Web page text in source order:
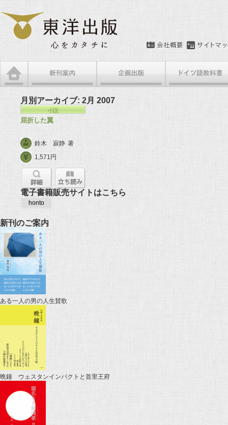
月別アーカイブ: 2月 2007
小説
屈折した翼
鈴木 寂静 著
1,571円
電子書籍販売サイトはこちら
honto
新刊のご案内
ある一人の男の人生賛歌
晩鐘 ウェスタンインパクトと首里王府